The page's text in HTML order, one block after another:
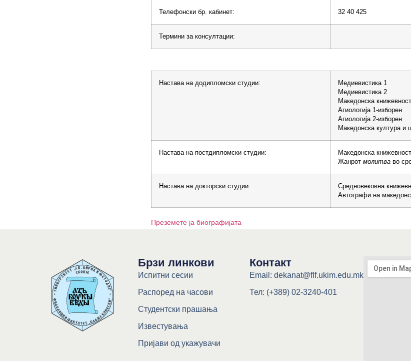
Телефонски бр. кабинет: 32 40 425
Термини за консултации:
Настава на додипломски студии:
Медиевистика 1
Медиевистика 2
Македонска
Агиологија 1-изборен
Агиологија 2-изборен
Македонска култура и
Настава на постдипломски студии:
Македонска книжевност
Жанрот молитваво
Настава на докторски студии:
Средновековна
Автографи на
Преземете ја биографијата
Брзи линкови
Испитни сесии
Распоред на часови
Студентски прашања
Известувања
Пријави од укажувачи
Контакт
Email: dekanat@flf.ukim.edu.mk
Тел: (+389) 02-3240-401